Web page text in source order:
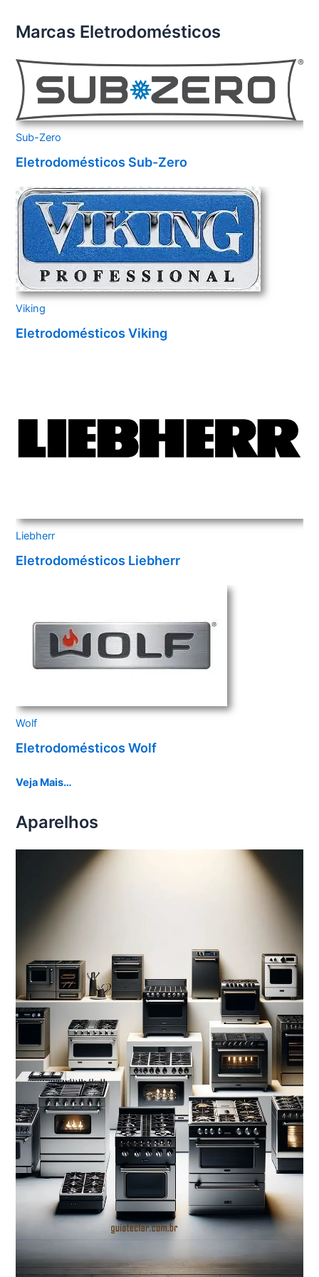
Marcas Eletrodomésticos
Sub-Zero
Eletrodomésticos Sub-Zero
Viking
Eletrodomésticos Viking
Liebherr
Eletrodomésticos Liebherr
Wolf
Eletrodomésticos Wolf
Veja Mais…
Aparelhos